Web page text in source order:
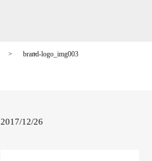
brand-logo_img003
2017/12/26